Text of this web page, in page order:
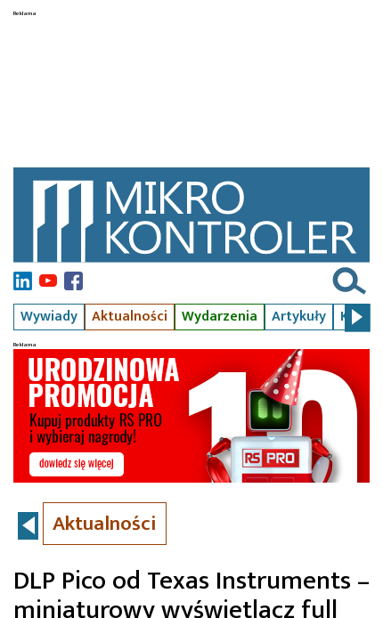
Wywiady Aktualności Wydarzenia Artykuły Kursy
Aktualności
DLP Pico od Texas Instruments –